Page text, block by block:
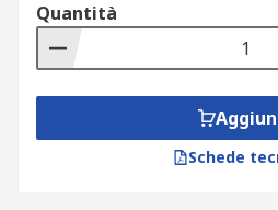
Quantità
Schede